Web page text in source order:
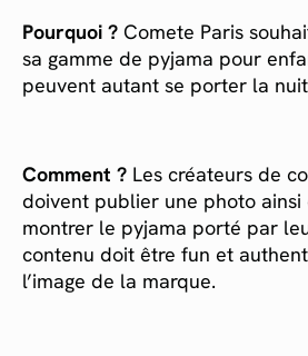
Pourquoi ? Comete Paris
sa gamme de pyjama pour
peuvent autant se porter la
Comment ? Les créateurs de
doivent publier une photo ainsi
montrer le pyjama porté par
contenu doit être fun et
l’image de la marque.